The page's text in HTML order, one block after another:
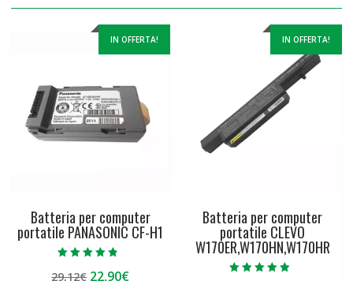
IN OFFERTA!
Batteria per computer
portatile PANASONIC CF-H1
4.50
29,12€ Il
22,90€Il
IN OFFERTA!
Batteria per computer
portatile CLEVO
W170ER,W170HN,W170HR